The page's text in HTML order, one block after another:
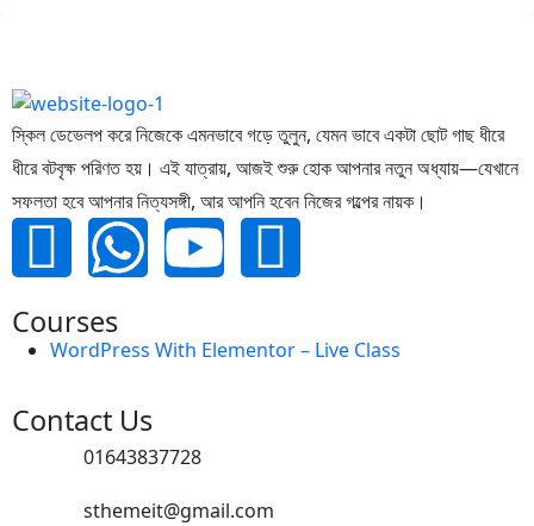
স্কিল ডেভেলপ করে নিজেকে এমনভাবে গড়ে তুলুন, যেমন ভাবে একটা ছোট গাছ ধীরে
ধীরে বটবৃক্ষ পরিণত হয়। এই যাত্রায়, আজই শুরু হোক আপনার নতুন অধ্যায়—যেখানে
সফলতা হবে আপনার নিত্যসঙ্গী, আর আপনি হবেন নিজের গল্পের নায়ক।
Courses
WordPress With Elementor – Live Class
Contact Us
01643837728
sthemeit@gmail.com